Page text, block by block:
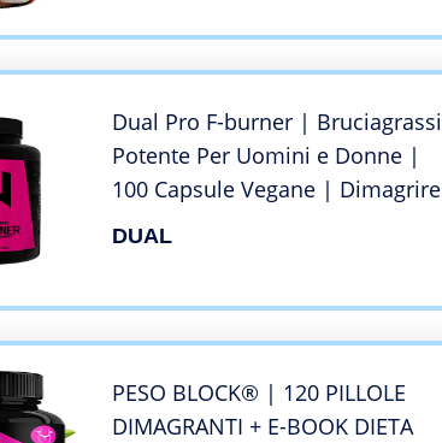
Dual Pro F-burner | Bruciagrassi
Potente Per Uomini e Donne |
100 Capsule Vegane | Dimagrire
Senza Sport | Efficace
DUAL
PESO BLOCK® | 120 PILLOLE
DIMAGRANTI + E-BOOK DIETA